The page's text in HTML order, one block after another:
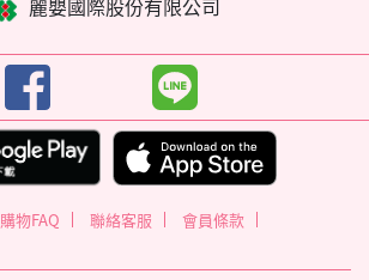
麗嬰國際股份有限公司
購物FAQ 聯絡客服
會員條款